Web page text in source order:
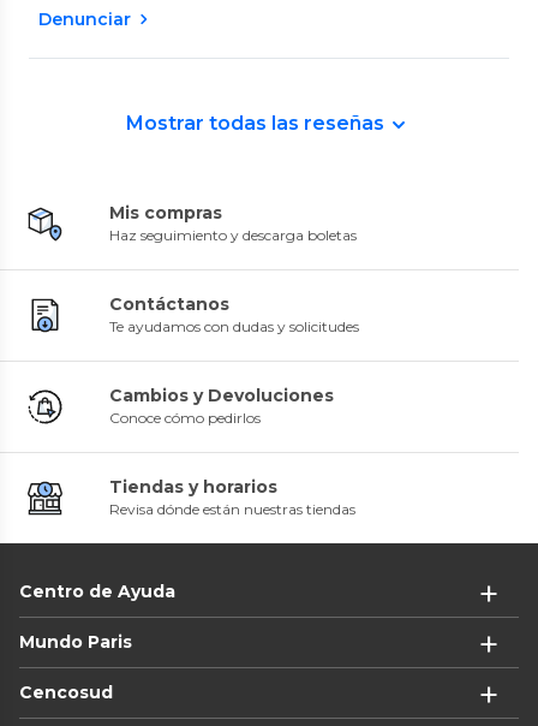
Denunciar
Mostrar todas las reseñas
Mis compras
Haz seguimiento y descarga boletas
Contáctanos
Te ayudamos con dudas y solicitudes
Cambios y Devoluciones
Conoce cómo pedirlos
Tiendas y horarios
Revisa dónde están nuestras tiendas
Centro de Ayuda
Mundo Paris
Cencosud